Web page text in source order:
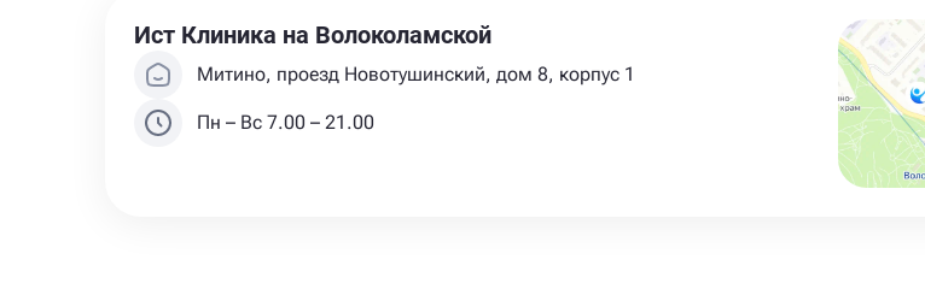
Ист Клиника на Волоколамской
Митино, проезд Новотушинский, дом 8, корпус 1
Пн – Вс 7.00 – 21.00